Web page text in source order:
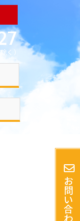
く）
お
問
い
合
わ